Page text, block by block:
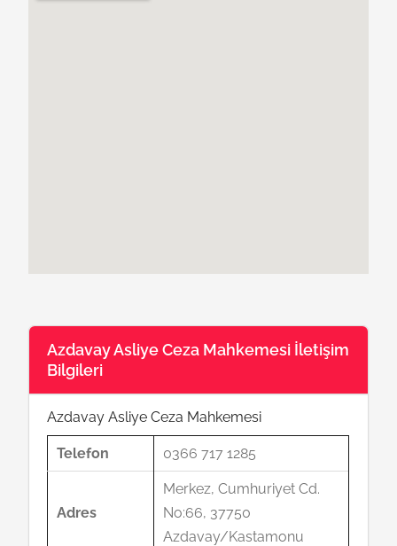
Azdavay Asliye Ceza Mahkemesi İletişim
Bilgileri
Azdavay Asliye Ceza Mahkemesi
Telefon 0366 717 1285
Adres
Merkez, Cumhuriyet Cd.
No:66, 37750
Azdavay/Kastamonu